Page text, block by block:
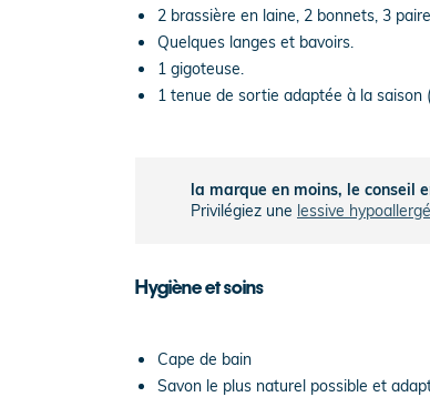
2 brassière en laine, 2 bonnets, 3
Quelques langes et bavoirs.
1 gigoteuse.
1 tenue de sortie adaptée à la
la marque en moins, le conseil
Privilégiez une lessive
Hygiène et soins
Cape de bain
Savon le plus naturel possible et